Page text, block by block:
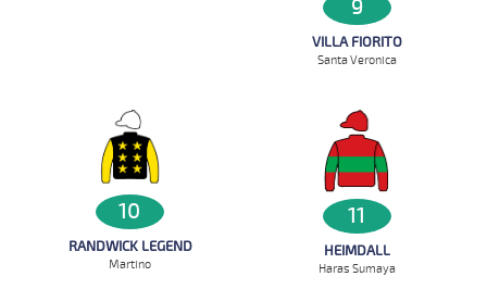
9
VILLA FIORITO
Santa Veronica
10
RANDWICK LEGEND
Martino
11
HEIMDALL
Haras Sumaya